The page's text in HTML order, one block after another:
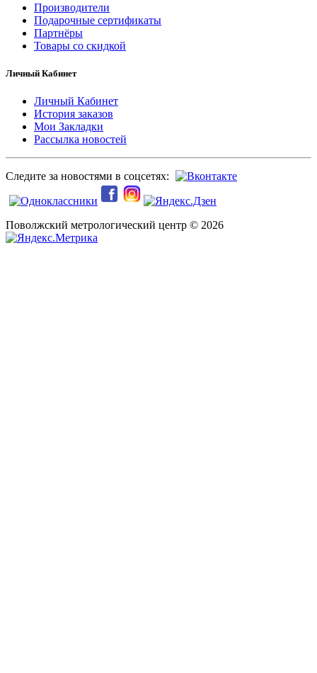
Производители
Подарочные сертификаты
Партнёры
Товары со скидкой
Личный Кабинет
Личный Кабинет
История заказов
Мои Закладки
Рассылка новостей
Следите за новостями в соцсетях:
Поволжский метрологический центр © 2026